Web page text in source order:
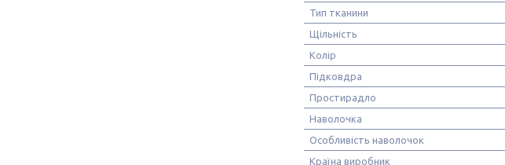
Тип тканини
Щільність
Колір
Підковдра
Простирадло
Наволочка
Особливість наволочок
Країна виробник